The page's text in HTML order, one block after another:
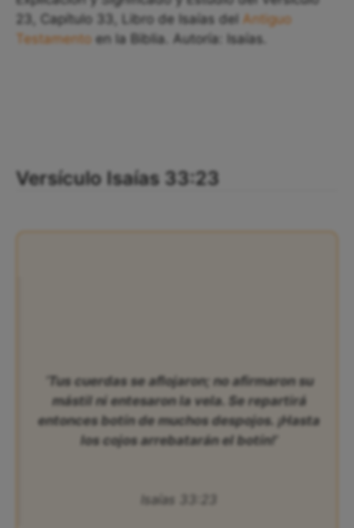
23, Capítulo 33, Libro de Isaías del Antiguo
Testamento en la Biblia. Autoría: Isaías.
Versículo Isaías 33:23
‘Tus cuerdas se aflojaron; no afirmaron su
mástil ni entesaron la vela. Se repartirá
entonces botín de muchos despojos. ¡Hasta
los cojos arrebatarán el botín!’
Isaías 33:23